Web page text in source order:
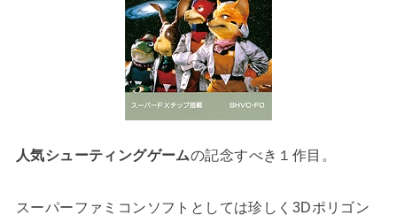
人気シューティングゲームの記念すべき１作目。
スーパーファミコンソフトとしては珍しく3Dポリゴン